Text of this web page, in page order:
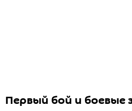
Первый бой и боевые